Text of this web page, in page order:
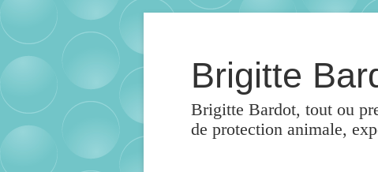
Brigitte
Brigitte Bardot, tout ou
de protection animale,